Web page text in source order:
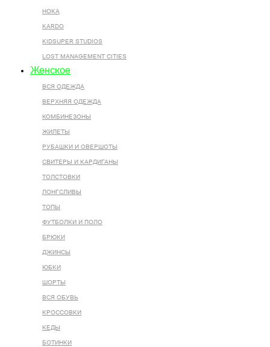
HOKA
KARDO
KIDSUPER STUDIOS
LOST MANAGEMENT CITIES
Женское
ВСЯ ОДЕЖДА
ВЕРХНЯЯ ОДЕЖДА
КОМБИНЕЗОНЫ
ЖИЛЕТЫ
РУБАШКИ И ОВЕРШОТЫ
СВИТЕРЫ И КАРДИГАНЫ
ТОЛСТОВКИ
ЛОНГСЛИВЫ
ТОПЫ
ФУТБОЛКИ И ПОЛО
БРЮКИ
ДЖИНСЫ
ЮБКИ
ШОРТЫ
ВСЯ ОБУВЬ
КРОССОВКИ
КЕДЫ
БОТИНКИ